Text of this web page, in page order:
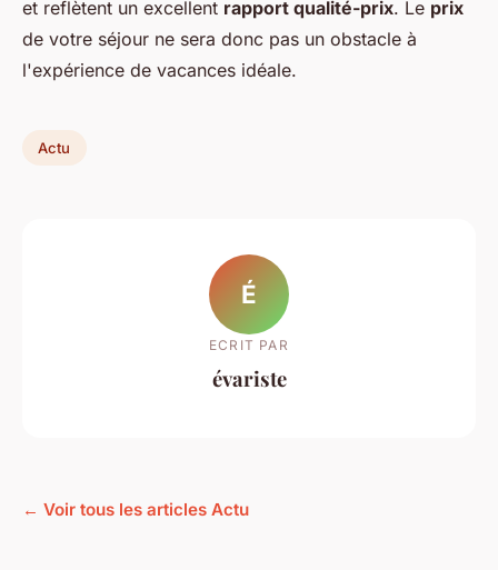
et reflètent un excellent rapport qualité-prix. Le prix
de votre séjour ne sera donc pas un obstacle à
l'expérience de vacances idéale.
Actu
É
ECRIT PAR
évariste
← Voir tous les articles Actu